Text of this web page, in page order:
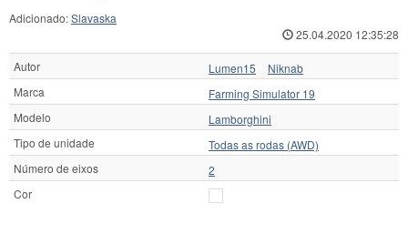
Adicionado:Slavaska
25.04.2020 12:35:28
Autor Lumen15
Niknab
Marca
Farming Simulator 19
Modelo
Lamborghini
Tipo de unidade
Todas as rodas (AWD)
Número de eixos
2
Cor